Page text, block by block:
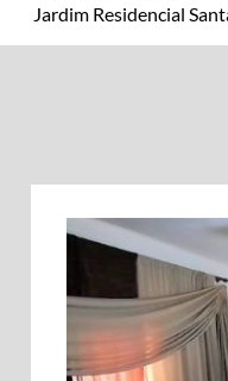
Jardim Residencial